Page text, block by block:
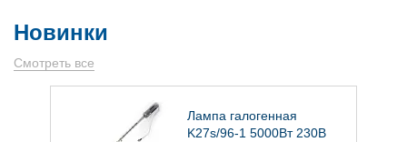
Новинки
Смотреть все
Лампа галогенная
K27s/96-1 5000Вт 230В